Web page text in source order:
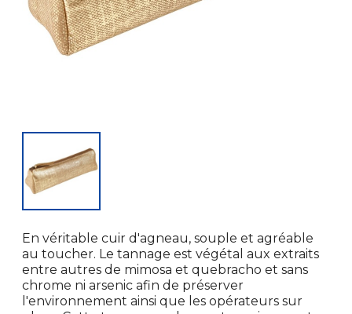
En véritable cuir d'agneau, souple et agréable
au toucher. Le tannage est végétal aux extraits
entre autres de mimosa et quebracho et sans
chrome ni arsenic afin de préserver
l'environnement ainsi que les opérateurs sur